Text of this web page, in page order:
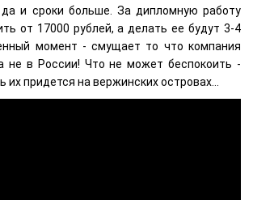
и сроки больше. За дипломную работу
от 17000 рублей, а делать ее будут 3-4
момент - смущает то что компания
не в России! Что не может беспокоить -
их придется на вержинских островах...